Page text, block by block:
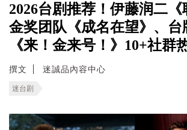
2026台剧推荐！伊藤润二《
金奖团队《成名在望》、台
《来！金来号！》10+社群
撰文 迷誠品內容中心
迷台剧